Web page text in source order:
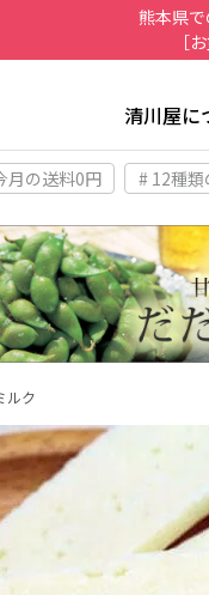
熊本県
［
清川屋に
月の送料0円 # 12種類
ルク